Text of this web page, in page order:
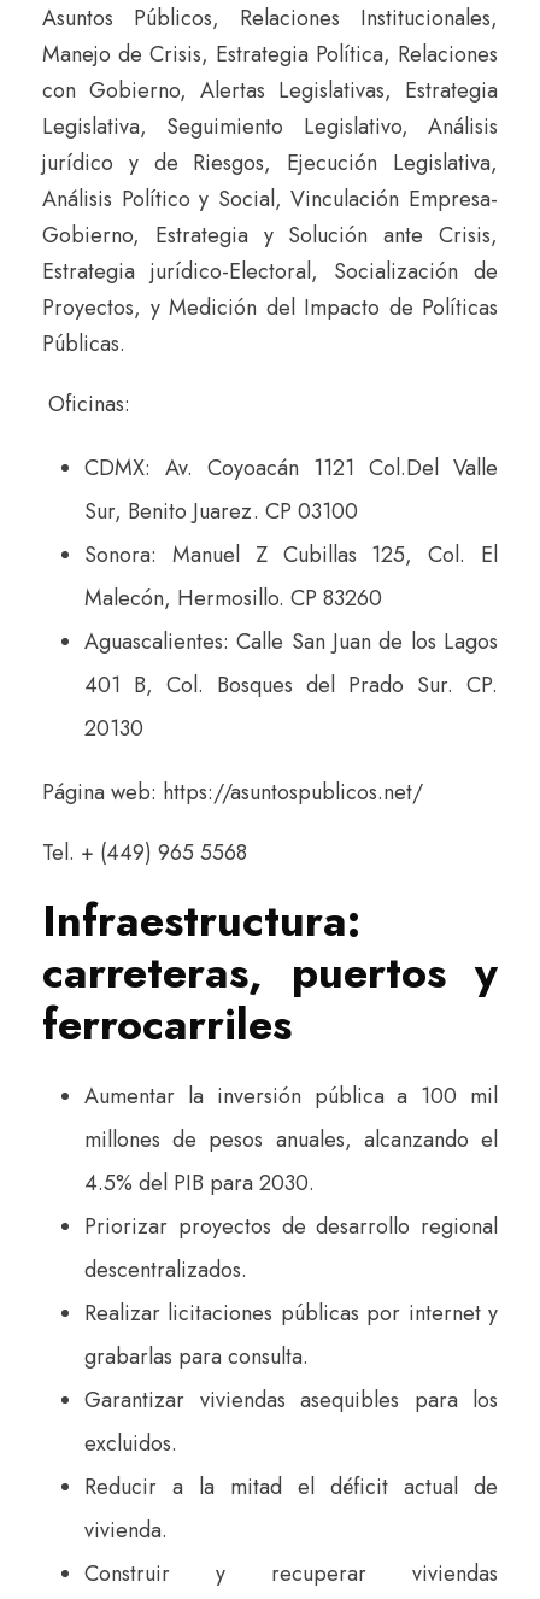
Asuntos Públicos, Relaciones Institucionales,
Manejo de Crisis, Estrategia Política, Relaciones
con Gobierno, Alertas Legislativas, Estrategia
Legislativa, Seguimiento Legislativo, Análisis
jurídico y de Riesgos, Ejecución Legislativa,
Análisis Político y Social, Vinculación Empresa-
Gobierno, Estrategia y Solución ante Crisis,
Estrategia jurídico-Electoral, Socialización de
Proyectos, y Medición del Impacto de Políticas
Públicas.
Oficinas:
CDMX: Av. Coyoacán 1121 Col.Del Valle
Sur, Benito Juarez. CP 03100
Sonora: Manuel Z Cubillas 125, Col. El
Malecón, Hermosillo. CP 83260
Aguascalientes: Calle San Juan de los Lagos
401 B, Col. Bosques del Prado Sur. CP.
20130
Página web: https://asuntospublicos.net/
Tel. + (449) 965 5568
Infraestructura:
carreteras, puertos y
ferrocarriles
Aumentar la inversión pública a 100 mil
millones de pesos anuales, alcanzando el
4.5% del PIB para 2030.
Priorizar proyectos de desarrollo regional
descentralizados.
Realizar licitaciones públicas por internet y
grabarlas para consulta.
Garantizar viviendas asequibles para los
excluidos.
Reducir a la mitad el déficit actual de
vivienda.
Construir y recuperar viviendas